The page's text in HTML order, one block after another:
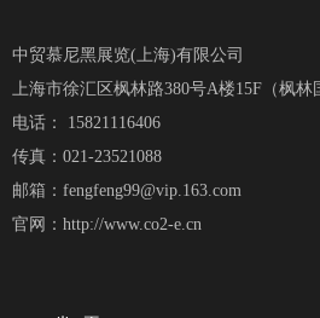
中贸慕尼黑展览(上海)有限公司
上海市徐汇区枫林路380号A楼15F（枫林
电话： 15821116406
传真：021-23521088
邮箱：fengfeng99@vip.163.com
官网：http://www.co2-e.cn